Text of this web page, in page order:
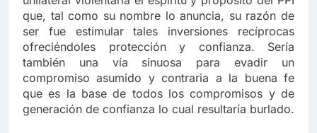
que, tal como su nombre lo anuncia, su razón de
ser fue estimular tales inversiones recíprocas
ofreciéndoles protección y confianza. Sería
también una vía sinuosa para evadir un
compromiso asumido y contraria a la buena fe
que es la base de todos los compromisos y de
generación de confianza lo cual resultaría burlado.